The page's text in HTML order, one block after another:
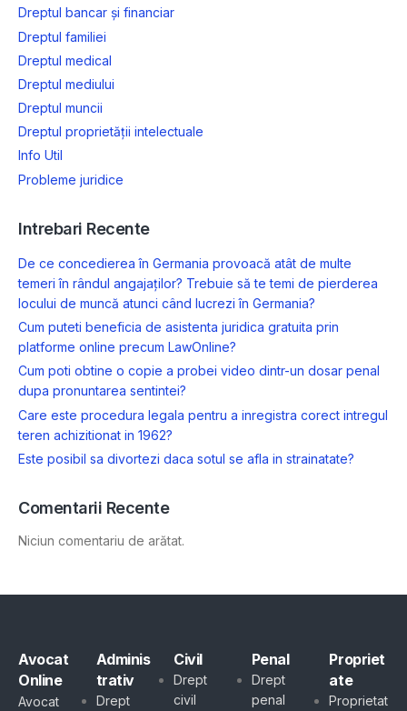
Dreptul bancar și financiar
Dreptul familiei
Dreptul medical
Dreptul mediului
Dreptul muncii
Dreptul proprietății intelectuale
Info Util
Probleme juridice
Intrebari Recente
De ce concedierea în Germania provoacă atât de multe
temeri în rândul angajaților? Trebuie să te temi de pierderea
locului de muncă atunci când lucrezi în Germania?
Cum puteti beneficia de asistenta juridica gratuita prin
platforme online precum LawOnline?
Cum poti obtine o copie a probei video dintr-un dosar penal
dupa pronuntarea sentintei?
Care este procedura legala pentru a inregistra corect intregul
teren achizitionat in 1962?
Este posibil sa divortezi daca sotul se afla in strainatate?
Comentarii Recente
Niciun comentariu de arătat.
Avocat
Online
Avocat
Adminis
trativ
Drept
Civil
Drept
civil
Penal
Drept
penal
Propriet
ate
Proprietat